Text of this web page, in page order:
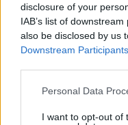
disclosure of your
IAB’s list of
also be disclosed by us
Downstream Participants
Please note that this
not limited to your visit
Personal Data
I want to opt-out of
Εγκαταλείπει το
επιχειρηματίας
κλειστή κάστα,
όσους αποχωρούν»
08.08.2026, 18:48
Από τη Μόρια στον